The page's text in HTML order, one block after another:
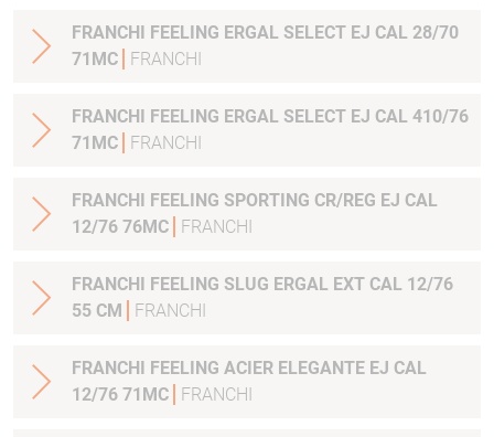
FRANCHI FEELING ERGAL SELECT EJ CAL 28/70
71MC
FRANCHI
FRANCHI FEELING ERGAL SELECT EJ CAL 410/76
71MC
FRANCHI
FRANCHI FEELING SPORTING CR/REG EJ CAL
12/76 76MC
FRANCHI
FRANCHI FEELING SLUG ERGAL EXT CAL 12/76
55 CM
FRANCHI
FRANCHI FEELING ACIER ELEGANTE EJ CAL
12/76 71MC
FRANCHI